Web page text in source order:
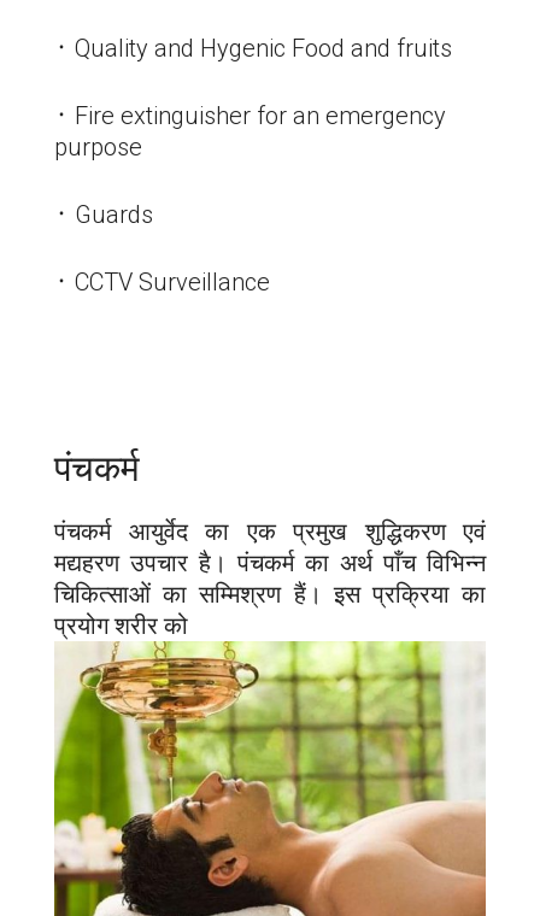
᛫ Quality and Hygenic Food and fruits
᛫ Fire extinguisher for an emergency
purpose
᛫ Guards
᛫ CCTV Surveillance
पंचकर्म
पंचकर्म आयुर्वेद का एक प्रमुख शुद्धिकरण एवं
मद्यहरण उपचार है। पंचकर्म का अर्थ पाँच विभिन्न
चिकित्साओं का सम्मिश्रण हैं। इस प्रक्रिया का
प्रयोग शरीर को